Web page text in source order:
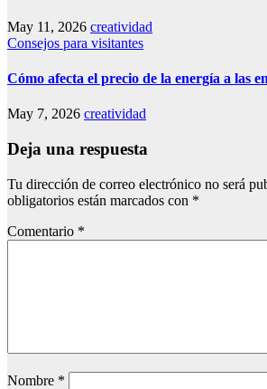
May 11, 2026 creatividad
Consejos para visitantes
Cómo afecta el precio de la energía a las
May 7, 2026 creatividad
Deja una respuesta
Tu dirección de correo electrónico no será
obligatorios están marcados con *
Comentario *
Nombre *